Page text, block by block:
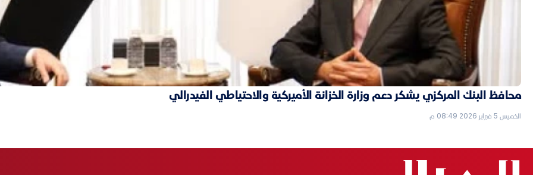
محافظ البنك المركزي يشكر دعم وزارة الخزانة الأميركية والاحتياطي الفيدرالي
الخميس 5 فبراير 2026 08:49 م